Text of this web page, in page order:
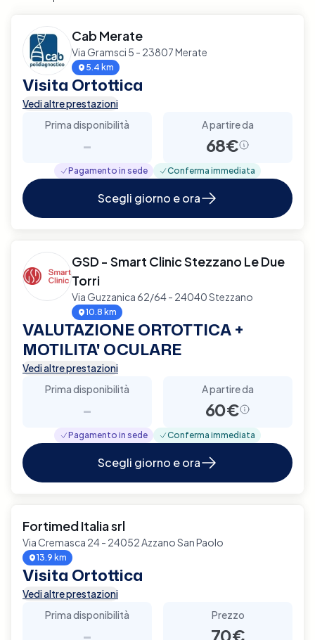
Cab Merate
Via Gramsci 5 - 23807 Merate
5.4 km
Visita Ortottica
Vedi altre prestazioni
Prima disponibilità
-
A partire da
68€
Pagamento in sede Conferma immediata
Scegli giorno e ora
GSD - Smart Clinic Stezzano Le Due
Torri
Via Guzzanica 62/64 - 24040 Stezzano
10.8 km
VALUTAZIONE ORTOTTICA +
MOTILITA' OCULARE
Vedi altre prestazioni
Prima disponibilità
-
A partire da
60€
Pagamento in sede Conferma immediata
Scegli giorno e ora
Fortimed Italia srl
Via Cremasca 24 - 24052 Azzano San Paolo
13.9 km
Visita Ortottica
Vedi altre prestazioni
Prima disponibilità
-
Prezzo
70€